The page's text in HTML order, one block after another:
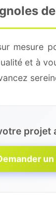
mesure
et à
projet